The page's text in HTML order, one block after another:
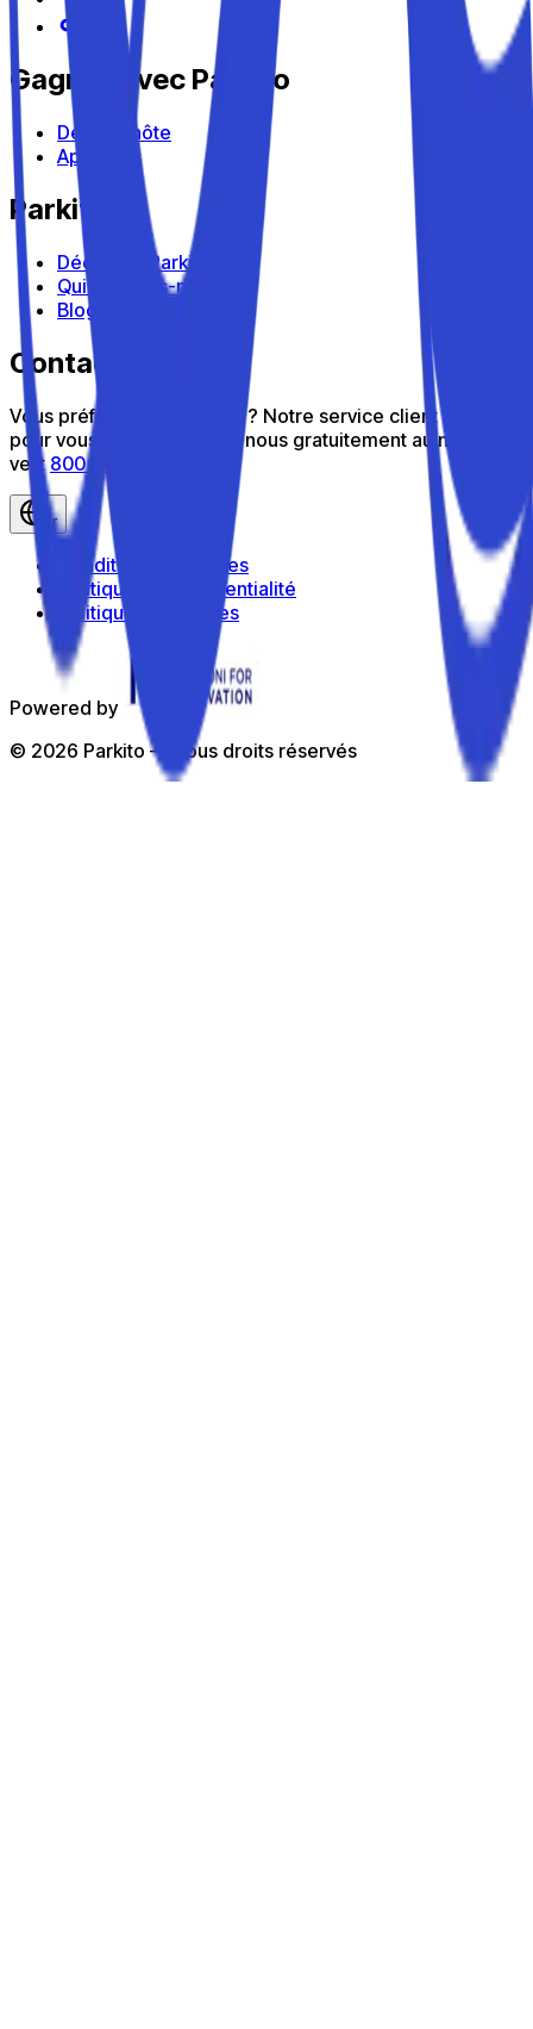
Gagnez avec Parkito
Devenir hôte
Appareils
Parkito
Découvrir Parkito
Qui sommes-nous
Blog
Contactez-nous
Vous préférez nous parler ? Notre service client est là
pour vous aider : appelez-nous gratuitement au numéro
vert 800 816 980
fr
Conditions générales
Politique de confidentialité
Politique de cookies
Powered by
© 2026 Parkito — Tous droits réservés